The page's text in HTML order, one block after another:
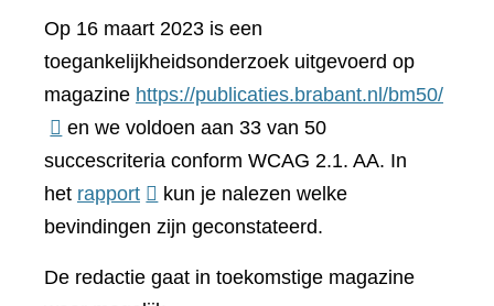
Op 16 maart 2023 is een
toegankelijkheidsonderzoek uitgevoerd op
magazine https://publicaties.brabant.nl/bm50/
en we voldoen aan 33 van 50
succescriteria conform WCAG 2.1. AA. In
het rapport(verwijst
naar
andere
kun je nalezen welke
bevindingen zijn geconstateerd.
De redactie gaat in toekomstige magazine